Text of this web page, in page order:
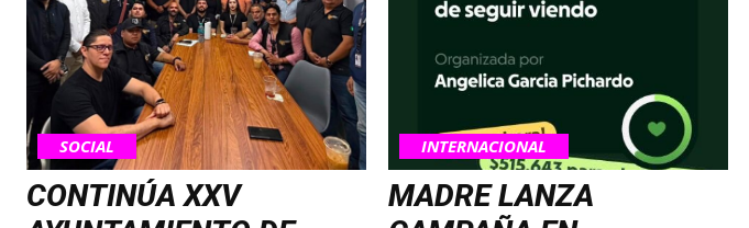
SOCIAL
CONTINÚA XXV
INTERNACIONAL
MADRE LANZA